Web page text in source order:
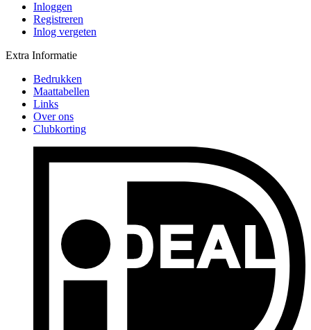
Inloggen
Registreren
Inlog vergeten
Extra Informatie
Bedrukken
Maattabellen
Links
Over ons
Clubkorting